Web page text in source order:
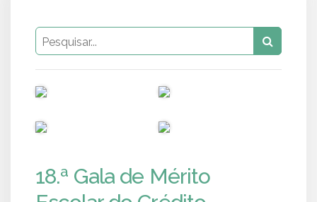
18.ª Gala de Mérito